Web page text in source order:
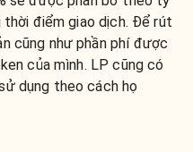
điểm giao dịch. Để rút
cũng như phần phí được
của mình. LP cũng có
dụng theo cách họ